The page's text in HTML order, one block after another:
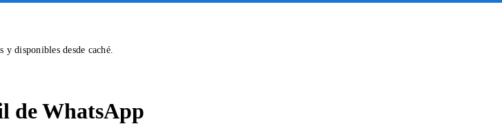
disponibles desde caché.
de WhatsApp